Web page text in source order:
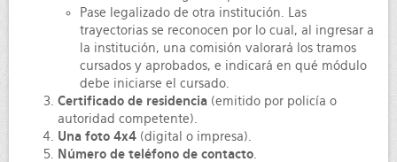
Pase legalizado de otra institución. Las
trayectorias se reconocen por lo cual, al ingresar a
la institución, una comisión valorará los tramos
cursados y aprobados, e indicará en qué módulo
debe iniciarse el cursado.
Certificado de residencia (emitido por policía o
autoridad competente).
Una foto 4x4 (digital o impresa).
Número de teléfono de contacto